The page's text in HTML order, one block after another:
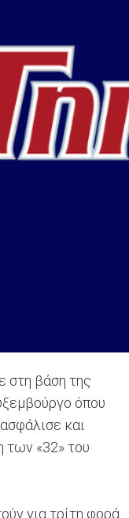
στη βάση της
όπου
και
των «32» του
για τρίτη φορά